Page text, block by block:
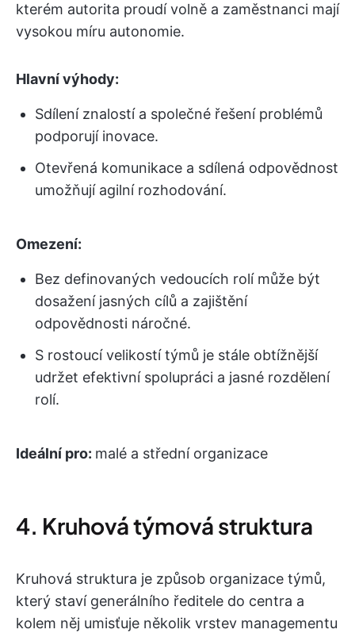
kterém autorita proudí volně a zaměstnanci mají
vysokou míru autonomie.
Hlavní výhody:
Sdílení znalostí a společné řešení problémů
podporují inovace.
Otevřená komunikace a sdílená odpovědnost
umožňují agilní rozhodování.
Omezení:
Bez definovaných vedoucích rolí může být
dosažení jasných cílů a zajištění
odpovědnosti náročné.
S rostoucí velikostí týmů je stále obtížnější
udržet efektivní spolupráci a jasné rozdělení
rolí.
Ideální pro: malé a střední organizace
4. Kruhová týmová struktura
Kruhová struktura je způsob organizace týmů,
který staví generálního ředitele do centra a
kolem něj umisťuje několik vrstev managementu